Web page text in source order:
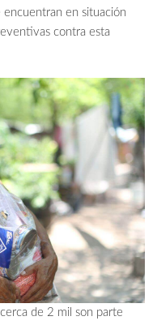
encuentran en situación
contra esta
de 2 mil son parte